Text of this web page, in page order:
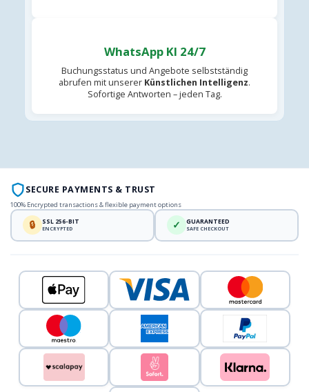
WhatsApp KI 24/7
Buchungsstatus und Angebote selbstständig
abrufen mit unserer Künstlichen Intelligenz.
Sofortige Antworten – jeden Tag.
SECURE PAYMENTS & TRUST
100% Encrypted transactions & flexible payment options
🔒 SSL 256-BIT
ENCRYPTED ✓ GUARANTEED
SAFE CHECKOUT